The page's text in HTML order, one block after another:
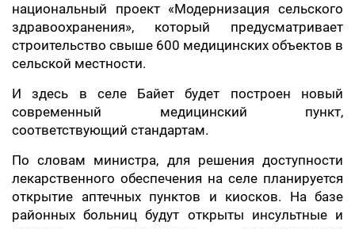
национальный проект «Модернизация сельского
здравоохранения», который предусматривает
строительство свыше 600 медицинских объектов в
сельской местности.
И здесь в селе Байет будет построен новый
современный медицинский пункт,
соответствующий стандартам.
По словам министра, для решения доступности
лекарственного обеспечения на селе планируется
открытие аптечных пунктов и киосков. На базе
районных больниц будут открыты инсультные и